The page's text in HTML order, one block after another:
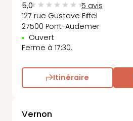
5,0
5 avis
127 rue Gustave Eiffel
27500 Pont-Audemer
Ouvert
Ferme à 17:30.
Itinéraire
Vernon